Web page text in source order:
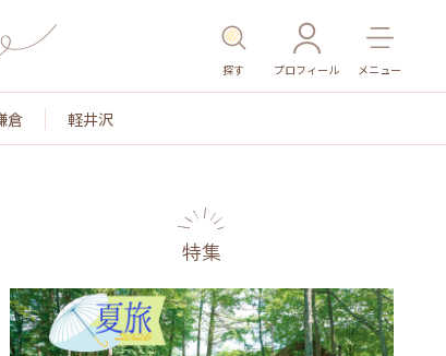
探す プロフィール メニュー
倉 軽井沢
旧跡 温泉・スパ その他施設 ごはん
特集